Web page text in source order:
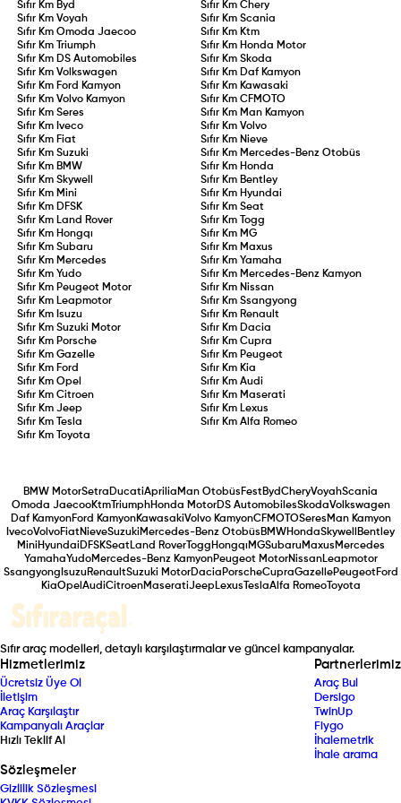
Sıfır Km Byd Sıfır Km Chery
Sıfır KmVoyah Sıfır Km Scania
Sıfır KmOmoda Jaecoo Sıfır Km Ktm
Sıfır Km
Triumph Sıfır Km Honda Motor
Sıfır Km DS Automobiles Sıfır Km Skoda
Sıfır KmVolkswagen Sıfır Km Daf Kamyon
Sıfır Km Ford Kamyon Sıfır Km Kawasaki
Sıfır KmVolvo Kamyon Sıfır Km CFMOTO
Sıfır KmSeres Sıfır Km Man Kamyon
Sıfır Km Iveco Sıfır Km Volvo
Sıfır Km Fiat Sıfır Km Nieve
Sıfır KmSuzuki Sıfır Km Mercedes-Benz Otobüs
Sıfır Km BMW Sıfır Km Honda
Sıfır KmSkywell Sıfır Km Bentley
Sıfır Km Mini Sıfır Km Hyundai
Sıfır Km DFSK Sıfır Km Seat
Sıfır Km Land Rover Sıfır Km
Togg
Sıfır Km Hongqı Sıfır Km MG
Sıfır KmSubaru Sıfır Km Maxus
Sıfır Km Mercedes Sıfır Km Yamaha
Sıfır Km Yudo Sıfır Km Mercedes-Benz Kamyon
Sıfır Km Peugeot Motor Sıfır Km Nissan
Sıfır Km Leapmotor Sıfır Km Ssangyong
Sıfır Km Isuzu Sıfır Km Renault
Sıfır KmSuzuki Motor Sıfır Km Dacia
Sıfır Km Porsche Sıfır Km Cupra
Sıfır KmGazelle Sıfır Km Peugeot
Sıfır Km Ford Sıfır Km Kia
Sıfır KmOpel Sıfır Km Audi
Sıfır KmCitroen Sıfır Km Maserati
Sıfır KmJeep Sıfır Km Lexus
Sıfır Km
Tesla Sıfır Km Alfa Romeo
Sıfır Km
Toyota
BMW MotorSetra DucatiAprilia Man Otobüs FestBydCheryVoyahScania
Omoda JaecooKtmTriumphHonda MotorDS AutomobilesSkodaVolkswagen
Daf KamyonFord KamyonKawasakiVolvo KamyonCFMOTOSeres Man Kamyon
IvecoVolvoFiatNieveSuzuki Mercedes-Benz Otobüs BMW HondaSkywell
Bentley
Mini Hyundai DFSKSeatLand RoverTogg Hongqı MGSubaruMaxus Mercedes
YamahaYudoMercedes-Benz KamyonPeugeot MotorNissanLeapmotor
Ssangyong IsuzuRenaultSuzuki MotorDacia PorscheCupraGazellePeugeotFord
KiaOpel AudiCitroenMaseratiJeep Lexus TeslaAlfa RomeoToyota
Sıfır araç modelleri, detaylı karşılaştırmalar ve güncel kampanyalar.
Hizmetlerimiz
Ücretsiz Üye Ol
İletişim
Araç Karşılaştır
Kampanyalı Araçlar
Hızlı Teklif Al
Partnerlerimiz
Araç Bul
Dersigo
TwinUp
Fiygo
İhalemetrik
İhale arama
Sözleşmeler
Gizlilik Sözleşmesi